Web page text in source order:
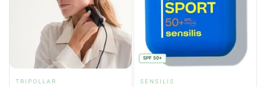
Fornitore:
TRIPOLLAR
SPF 50+
Fornitore:
SENSILIS